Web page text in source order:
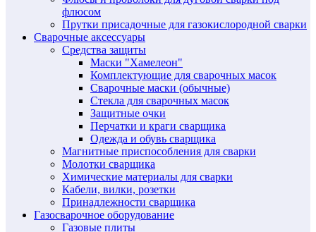
флюсом
Прутки присадочные для газокислородной сварки
Сварочные аксессуары
Средства защиты
Маски "Хамелеон"
Комплектующие для сварочных масок
Сварочные маски (обычные)
Стекла для сварочных масок
Защитные очки
Перчатки и краги сварщика
Одежда и обувь сварщика
Магнитные приспособления для сварки
Молотки сварщика
Химические материалы для сварки
Кабели, вилки, розетки
Принадлежности сварщика
Газосварочное оборудование
Газовые плиты